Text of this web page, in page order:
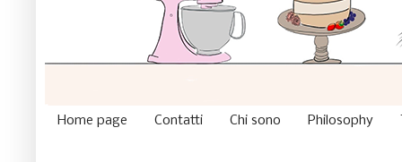
Home page Contatti Chi sono Philosophy